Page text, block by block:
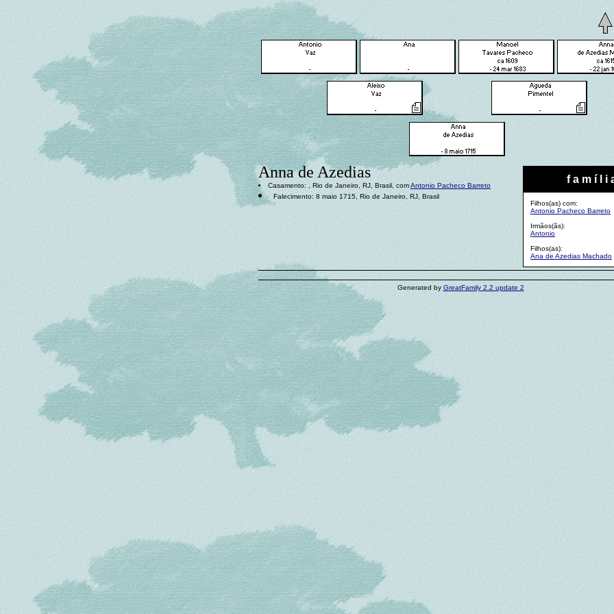
f a m í l i
Filhos(as) com:
Antonio Pacheco Barreto
Irmãos(ãs):
Antonio
Filhos(as):
Ana de Azedias Machado
Anna de Azedias
Casamento: , Rio de Janeiro, RJ, Brasil, comAntonio Pacheco Barreto
Falecimento: 8 maio 1715, Rio de Janeiro, RJ, Brasil
Generated by GreatFamily 2.2 update 2